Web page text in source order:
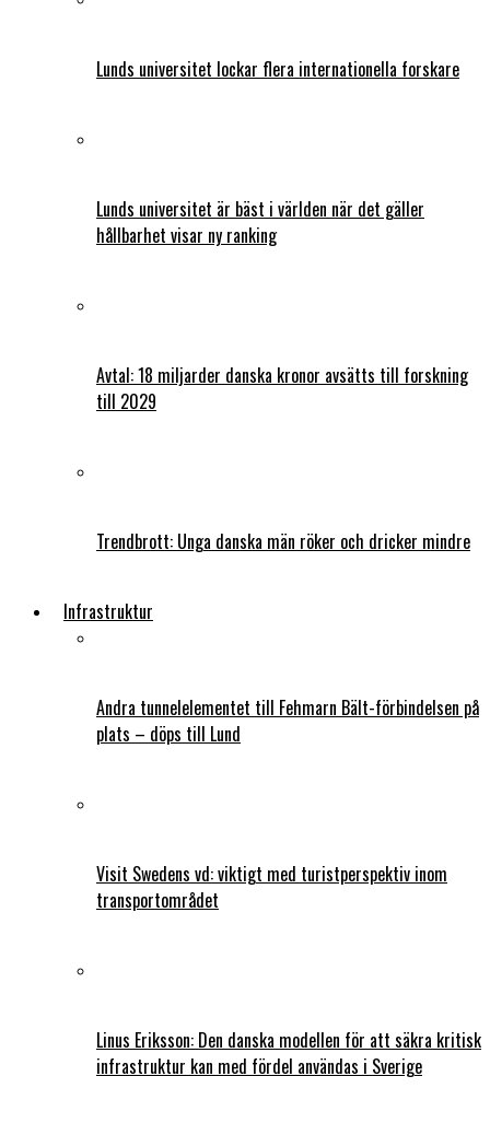
Lunds universitet lockar flera internationella forskare
Lunds universitet är bäst i världen när det gäller
hållbarhet visar ny ranking
Avtal: 18 miljarder danska kronor avsätts till forskning
till 2029
Trendbrott: Unga danska män röker och dricker mindre
Infrastruktur
Andra tunnelelementet till Fehmarn Bält-förbindelsen på
plats – döps till Lund
Visit Swedens vd: viktigt med turistperspektiv inom
transportområdet
Linus Eriksson: Den danska modellen för att säkra kritisk
infrastruktur kan med fördel användas i Sverige